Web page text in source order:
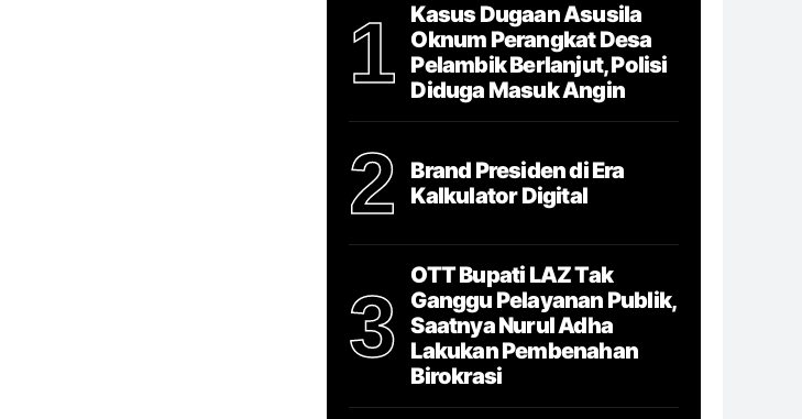
1
Kasus Dugaan Asusila
Oknum Perangkat Desa
Pelambik Berlanjut, Polisi
Diduga Masuk Angin
2
Brand Presiden di Era
Kalkulator Digital
3
OTT Bupati LAZ Tak
Ganggu Pelayanan Publik,
Saatnya Nurul Adha
Lakukan Pembenahan
Birokrasi